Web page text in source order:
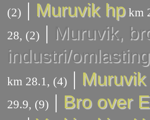
(2) | Muruvik hpkm
28, (2) | Muruvik,
industri/
km 28.1, (4) |
29.9, (9) | Bro over